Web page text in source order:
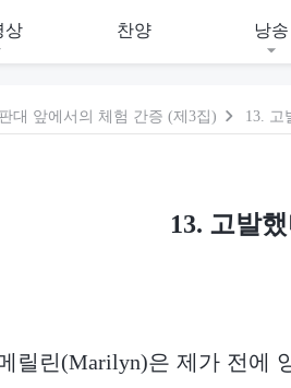
상 찬양 낭송
대 앞에서의 체험 간증 (제3집) 13. 고
13. 고발
릴린(Marilyn)은 제가 전에